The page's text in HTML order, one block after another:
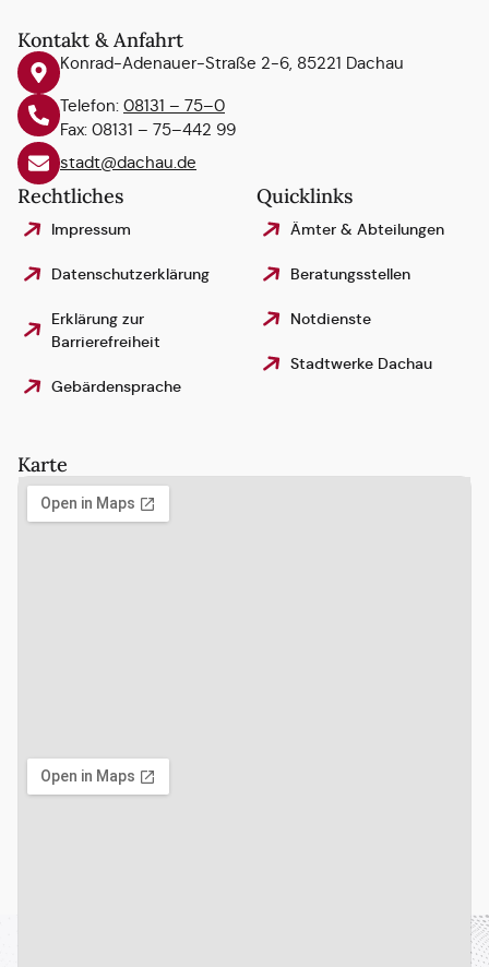
Kontakt & Anfahrt
Konrad-Adenauer-Straße 2-6, 85221 Dachau
Telefon: 08131 – 75–0
Fax: 08131 – 75–442 99
stadt@dachau.de
Rechtliches
Impressum
Datenschutzerklärung
Erklärung zur
Barrierefreiheit
Gebärdensprache
Quicklinks
Ämter & Abteilungen
Beratungsstellen
Notdienste
Stadtwerke Dachau
Karte